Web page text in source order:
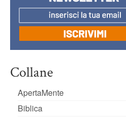
Collane
ApertaMente
Biblica